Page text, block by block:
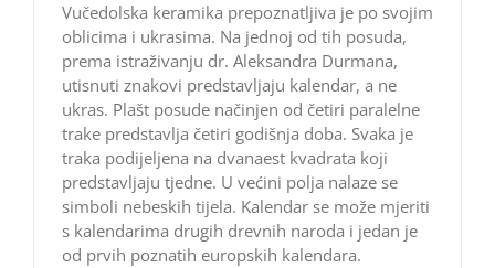
Vučedolska keramika prepoznatljiva je po svojim
oblicima i ukrasima. Na jednoj od tih posuda,
prema istraživanju dr. Aleksandra Durmana,
utisnuti znakovi predstavljaju kalendar, a ne
ukras. Plašt posude načinjen od četiri paralelne
trake predstavlja četiri godišnja doba. Svaka je
traka podijeljena na dvanaest kvadrata koji
predstavljaju tjedne. U većini polja nalaze se
simboli nebeskih tijela. Kalendar se može mjeriti
s kalendarima drugih drevnih naroda i jedan je
od prvih poznatih europskih kalendara.